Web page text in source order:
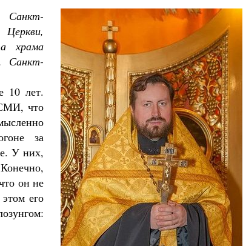
храма
Санкт-
10 лет.
что
за
У них,
он не
его